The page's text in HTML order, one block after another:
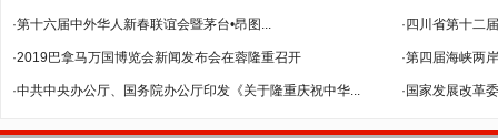
·第十六届中外华人新春联谊会暨茅台•昂图... ·四川省第十二
·2019巴拿马万国博览会新闻发布会在蓉隆重召开 ·第四届海峡两
·中共中央办公厅、国务院办公厅印发《关于隆重庆祝中华... ·国家发展改革